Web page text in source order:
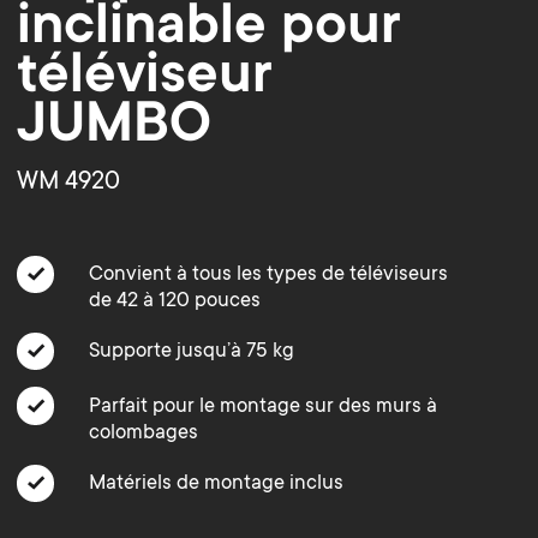
o
n
d
r
y
p
r
o
n
d
r
y
s
u
inclinable pour
téléviseur
JUMBO
WM 4920
Convient à tous les types de téléviseurs
de 42 à 120 pouces
Supporte jusqu’à 75 kg
Parfait pour le montage sur des murs à
colombages
Matériels de montage inclus